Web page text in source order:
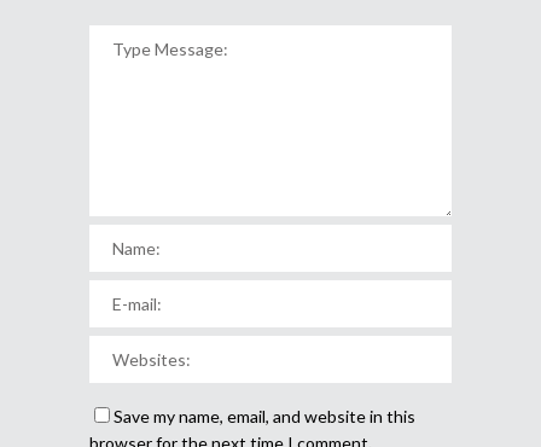
Save my name, email, and website in this
browser for the next time I comment.